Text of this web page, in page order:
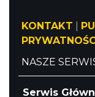
KONTAKT
NASZE
Serwis